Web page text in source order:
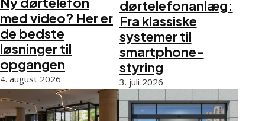
med video? Her er
de bedste
løsninger til
opgangen
4. august 2026
dørtelefonanlæg:
Fra klassiske
systemer til
smartphone-
styring
3. juli 2026